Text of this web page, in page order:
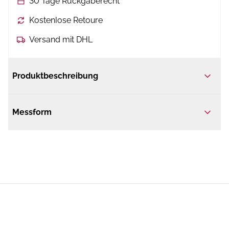
Kostenlose Retoure
Versand mit DHL
Produktbeschreibung
Messform